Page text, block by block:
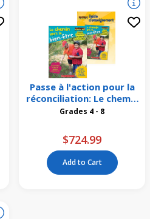
Passe à l'action pour la
réconciliation: Le chemin
vers le bien-être
Grades 4 - 8
$724.99
Add to Cart